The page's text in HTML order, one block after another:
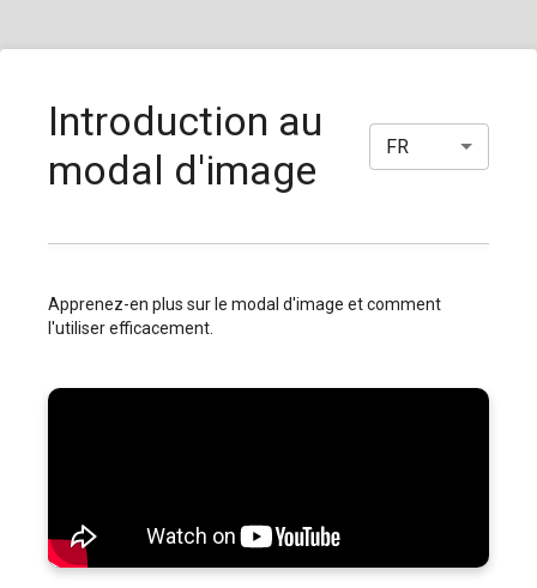
Introduction au
modal d'image
FR
Apprenez-en plus sur le modal d'image et comment
l'utiliser efficacement.